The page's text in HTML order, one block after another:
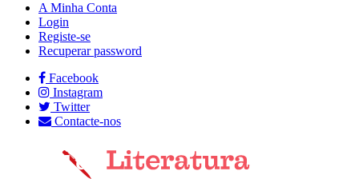
A Minha Conta
Login
Registe-se
Recuperar password
Facebook
Instagram
Twitter
Contacte-nos